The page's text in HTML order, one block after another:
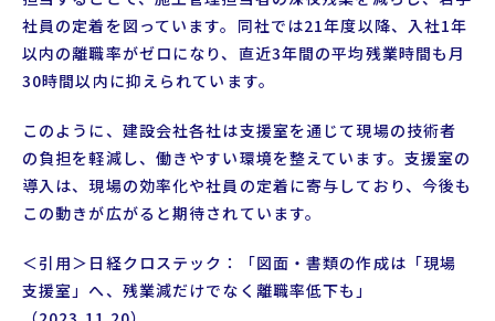
社員の定着を図っています。同社では21年度以降、入社1年
以内の離職率がゼロになり、直近3年間の平均残業時間も月
30時間以内に抑えられています。
このように、建設会社各社は支援室を通じて現場の技術者
の負担を軽減し、働きやすい環境を整えています。支援室の
導入は、現場の効率化や社員の定着に寄与しており、今後も
この動きが広がると期待されています。
＜引用＞日経クロステック：「図面・書類の作成は「現場
支援室」へ、残業減だけでなく離職率低下も」